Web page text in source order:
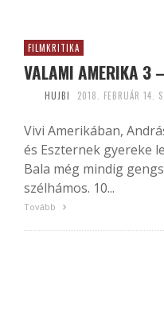
FILMKRITIKA
VALAMI AMERIKA 3
HUJBI 2018. FEBRUÁR 14.
Vivi Amerikában,
és Eszternek gyereke
Bala még mindig
szélhámos. 10...
Tovább